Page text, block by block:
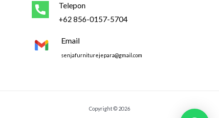
Telepon
+62 856-0157-5704
Email
senjafurniturejepara@gmail.com
Copyright © 2026